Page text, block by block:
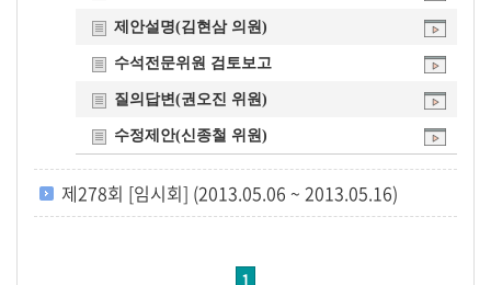
제안설명(김현삼 의원)
수석전문위원 검토보고
질의답변(권오진 위원)
수정제안(신종철 위원)
제278회 [임시회] (2013.05.06 ~ 2013.05.16)